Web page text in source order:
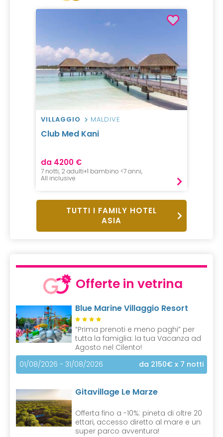
VILLAGGIO MALDIVE
Club Med Kani
da 4200 €
7 notti, 2 adulti+1 bambino <7 anni,
All inclusive
TUTTI I FAMILY HOTEL
ASIA
Offerte in vetrina
Blue Marine Villaggio Resort
“Prima prenoti e meno paghi” per
tutta la famiglia: la tua Vacanza ad
Agosto nel Cilento!
01/08/2026 - 31/08/2026
da 2150€ x 7 notti
Gitavillage Le Marze
Offerta fino a -10%: pineta di oltre 20
ettari, accesso diretto al mare e un
super parco avventura!